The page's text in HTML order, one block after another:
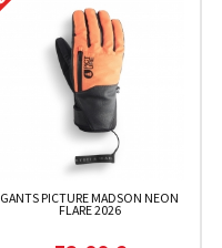
GANTS PICTURE MADSON NEON
FLARE 2026